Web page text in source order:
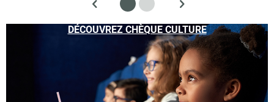
DÉCOUVREZ CHÈQUE CULTURE